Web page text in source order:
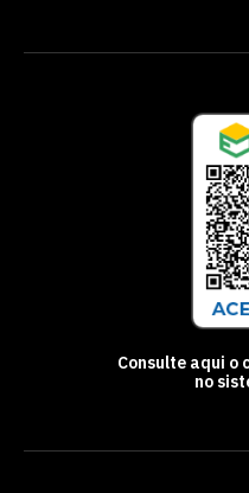
Consulte aqui o
no